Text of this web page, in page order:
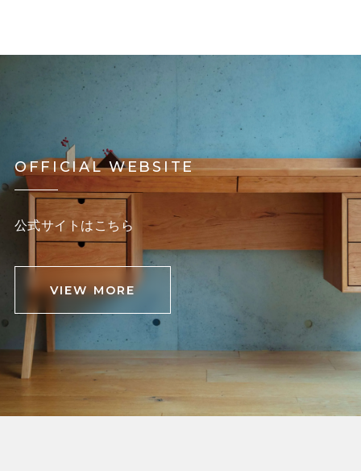
OFFICIAL WEBSITE
公式サイトはこちら
VIEW MORE